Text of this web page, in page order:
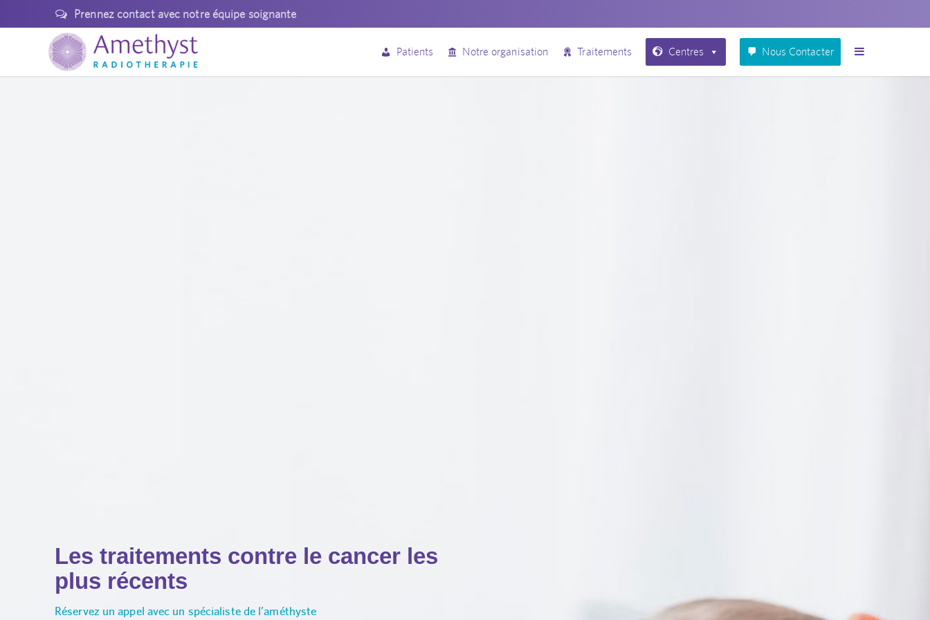
Prennez contact avec notre équipe soignante
Patients Notre organisation Traitements Centres Nous Contacter
Les traitements contre le cancer les
plus récents
Réservez un appel avec un spécialiste de l’améthyste